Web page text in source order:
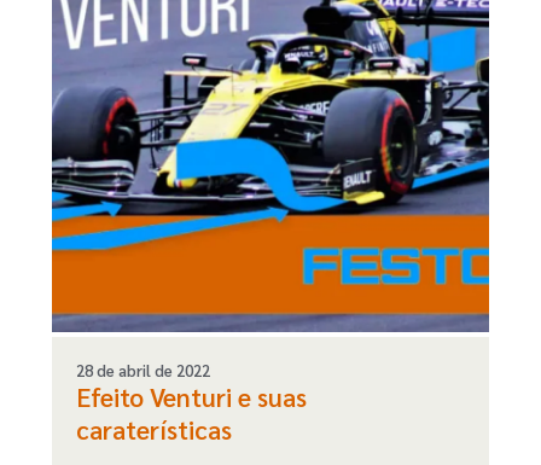
28 de abril de 2022
Efeito Venturi e suas
caraterísticas